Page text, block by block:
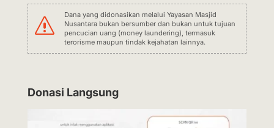
s
Dana yang didonasikan melalui Yayasan Masjid
Nusantara bukan bersumber dan bukan untuk tujuan
pencucian uang (money laundering), termasuk
terorisme maupun tindak kejahatan lainnya.
Donasi Langsung